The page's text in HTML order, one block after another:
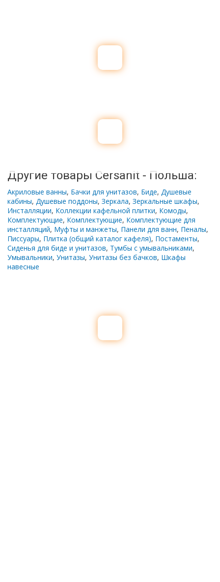
Другие товары Cersanit - Польша:
Акриловые ванны, Бачки для унитазов, Биде, Душевые
кабины, Душевые поддоны, Зеркала, Зеркальные шкафы,
Инсталляции, Коллекции кафельной плитки, Комоды,
Комплектующие, Комплектующие, Комплектующие для
инсталляций, Муфты и манжеты, Панели для ванн, Пеналы,
Писсуары, Плитка (общий каталог кафеля), Постаменты,
Сиденья для биде и унитазов, Тумбы с умывальниками,
Умывальники, Унитазы, Унитазы без бачков, Шкафы
навесные